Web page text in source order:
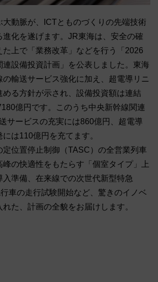
大動脈が、ICTとものづくりの先端技術
進化を遂げます。JR東海は、安全の確
た上で「業務改革」などを行う「2026
連設備投資計画」を公表しました。東海
輸送サービス強化に加え、超電導リニ
める⽅針が⽰され、設備投資額は連結
億円です。このうち中央新幹線関連
サービスの充実には860億円、超電導
は110億円を充てます。
定位置停止制御（TASC）の全営業列車
峰の快適性をもたらす「個室タイプ」上
入準備、在来線での次世代新型特急
行車の走行試験開始など、驚きのイノベ
た、計画の全貌をお届けします。